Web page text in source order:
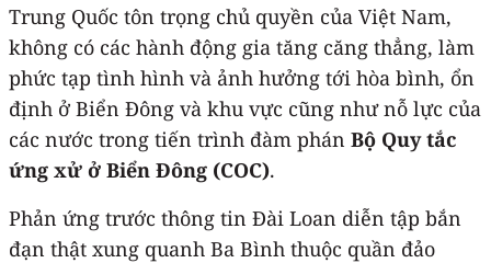
Trung Quốc tôn trọng chủ quyền của Việt Nam,
không có các hành động gia tăng căng thẳng, làm
phức tạp tình hình và ảnh hưởng tới hòa bình, ổn
định ở Biển Đông và khu vực cũng như nỗ lực của
các nước trong tiến trình đàm phán Bộ Quy tắc
ứng xử ở Biển Đông (COC).
Phản ứng trước thông tin Đài Loan diễn tập bắn
đạn thật xung quanh Ba Bình thuộc quần đảo